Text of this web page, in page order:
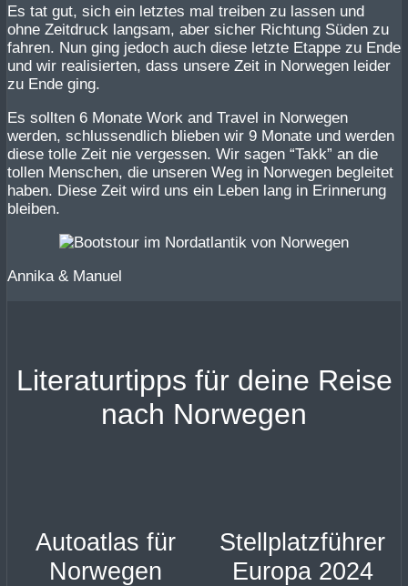
Es tat gut, sich ein letztes mal treiben zu lassen und
ohne Zeitdruck langsam, aber sicher Richtung Süden zu
fahren. Nun ging jedoch auch diese letzte Etappe zu Ende
und wir realisierten, dass unsere Zeit in Norwegen leider
zu Ende ging.
Es sollten 6 Monate Work and Travel in Norwegen
werden, schlussendlich blieben wir 9 Monate und werden
diese tolle Zeit nie vergessen. Wir sagen “Takk” an die
tollen Menschen, die unseren Weg in Norwegen begleitet
haben. Diese Zeit wird uns ein Leben lang in Erinnerung
bleiben.
Annika & Manuel
Literaturtipps für deine Reise
nach Norwegen
Autoatlas für
Norwegen
Stellplatzführer
Europa 2024